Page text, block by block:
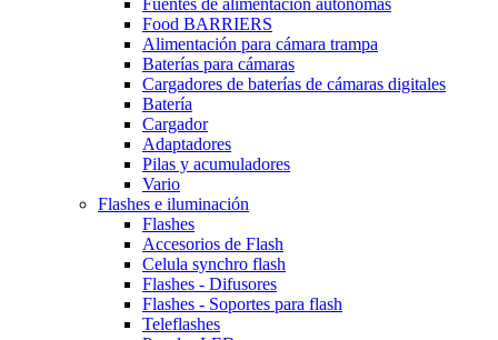
Fuentes de alimentación autónomas
Food BARRIERS
Alimentación para cámara trampa
Baterías para cámaras
Cargadores de baterías de cámaras digitales
Batería
Cargador
Adaptadores
Pilas y acumuladores
Vario
Flashes e iluminación
Flashes
Accesorios de Flash
Celula synchro flash
Flashes - Difusores
Flashes - Soportes para flash
Teleflashes